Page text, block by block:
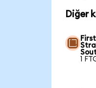
Diğer
1